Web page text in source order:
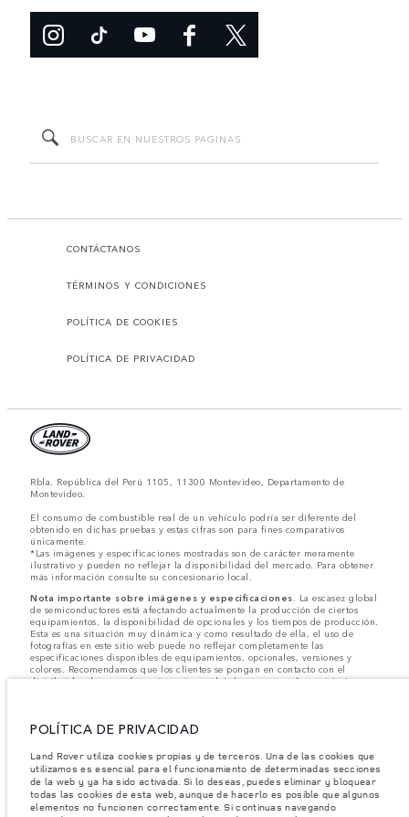
CONTÁCTANOS
TÉRMINOS Y CONDICIONES
POLÍTICA DE COOKIES
POLÍTICA DE PRIVACIDAD
Rbla. República del Perú 1105, 11300 Montevideo, Departamento de
Montevideo.
El consumo de combustible real de un vehículo podría ser diferente del
obtenido en dichas pruebas y estas cifras son para fines comparativos
únicamente.
*Las imágenes y especificaciones mostradas son de carácter meramente
ilustrativo y pueden no reflejar la disponibilidad del mercado. Para obtener
más información consulte su concesionario local.
Nota importante sobre imágenes y especificaciones. La escasez global
de semiconductores está afectando actualmente la producción de ciertos
equipamientos, la disponibilidad de opcionales y los tiempos de producción.
Esta es una situación muy dinámica y como resultado de ella, el uso de
fotografías en este sitio web puede no reflejar completamente las
especificaciones disponibles de equipamientos, opcionales, versiones y
colores. Recomendamos que los clientes se pongan en contacto con el
distribuidor de su preferencia, quien podrá dar a conocer las restricciones
Jaguar Land Rover Limited busca constantemente nuevas formas de mejorar
accesorios, por lo que se producen modificaciones de forma continua y sin
previo aviso. Según el modelo, algunas funciones serán opcionales o
vendrán incluidas de serie. La información, las especificaciones, los motores
y los colores que aparecen en esta página web se basan en las
especificaciones europeas. Estos pueden variar en función del mercado y
pueden ser modificados sin previo aviso. Algunos vehículos se muestran con
POLÍTICA DE PRIVACIDAD
Land Rover utiliza cookies propias y de terceros. Una de las cookies que
utilizamos es esencial para el funcionamiento de determinadas secciones
de la web y ya ha sido activada. Si lo deseas, puedes eliminar y bloquear
todas las cookies de esta web, aunque de hacerlo es posible que algunos
elementos no funcionen correctamente. Si continuas navegando